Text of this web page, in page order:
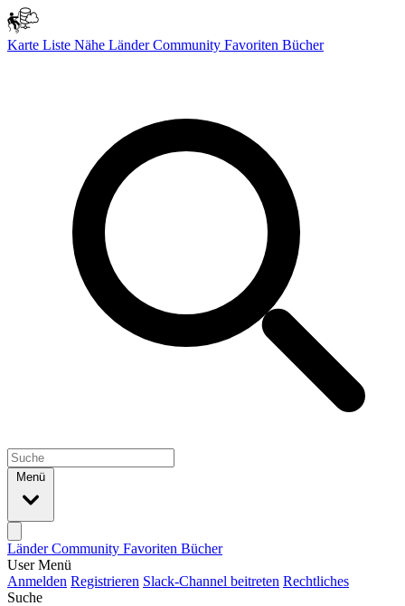
Karte Liste Nähe LänderCommunity Favoriten Bücher
Menü
LänderCommunity Favoriten Bücher
User Menü
Anmelden Registrieren Slack-Channel beitreten Rechtliches
Suche